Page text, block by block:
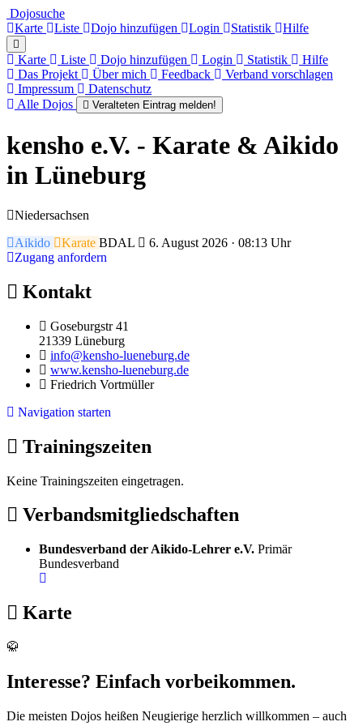
Dojosuche
Karte
Liste Dojo hinzufügen Login Statistik Hilfe
Karte Liste Dojo hinzufügen Login Statistik
Hilfe
Das Projekt
Über mich Feedback
Verband vorschlagen
Impressum
Datenschutz
Alle Dojos
Veralteten Eintrag melden!
kensho e.V. - Karate & Aikido
in Lüneburg
Niedersachsen
Aikido
Karate BDAL
6. August 2026 · 08:13 Uhr
Zugang anfordern
Kontakt
Goseburgstr 41
21339 Lüneburg
info@kensho-lueneburg.de
www.kensho-lueneburg.de
Friedrich Vortmüller
Navigation starten
Trainingszeiten
Keine Trainingszeiten eingetragen.
Verbandsmitgliedschaften
Bundesverband der Aikido-Lehrer e.V. Primär
Bundesverband
Karte
🥋
Interesse? Einfach vorbeikommen.
Die meisten Dojos heißen Neugierige herzlich willkommen – auch